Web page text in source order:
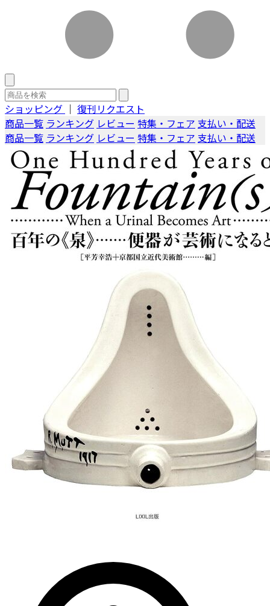
ショッピング ｜ 復刊リクエスト
商品一覧 ランキング レビュー 特集・フェア 支払い・配送
商品一覧 ランキング レビュー 特集・フェア 支払い・配送